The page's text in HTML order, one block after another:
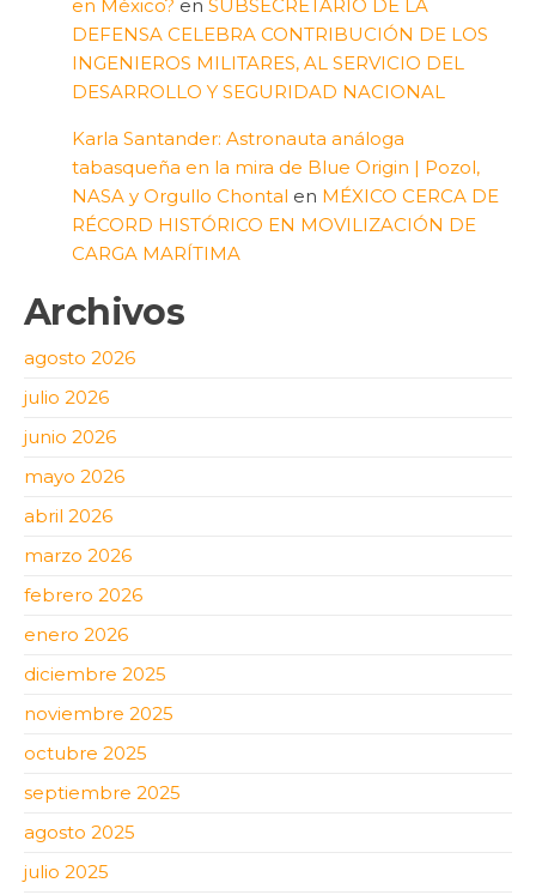
en México? en SUBSECRETARIO DE LA
DEFENSA CELEBRA CONTRIBUCIÓN DE LOS
INGENIEROS MILITARES, AL SERVICIO DEL
DESARROLLO Y SEGURIDAD NACIONAL
Karla Santander: Astronauta análoga
tabasqueña en la mira de Blue Origin | Pozol,
NASA y Orgullo Chontal en MÉXICO CERCA DE
RÉCORD HISTÓRICO EN MOVILIZACIÓN DE
CARGA MARÍTIMA
Archivos
agosto 2026
julio 2026
junio 2026
mayo 2026
abril 2026
marzo 2026
febrero 2026
enero 2026
diciembre 2025
noviembre 2025
octubre 2025
septiembre 2025
agosto 2025
julio 2025